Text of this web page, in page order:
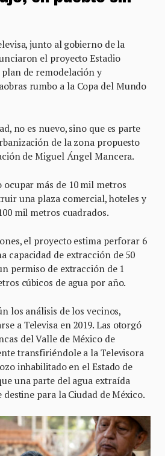
junto al gobierno de la
el proyecto Estadio
de remodelación y
rumbo a la Copa del Mundo
no es nuevo, sino que es parte
de la zona propuesto
de Miguel Ángel Mancera.
ocupar más de 10 mil metros
una plaza comercial, hoteles y
mil metros cuadrados.
el proyecto estima perforar 6
capacidad de extracción de 50
permiso de extracción de 1
cúbicos de agua por año.
los análisis de los vecinos,
a Televisa en 2019. Las otorgó
del Valle de México de
transfiriéndole a la Televisora
inhabilitado en el Estado de
una parte del agua extraída
para la Ciudad de México.